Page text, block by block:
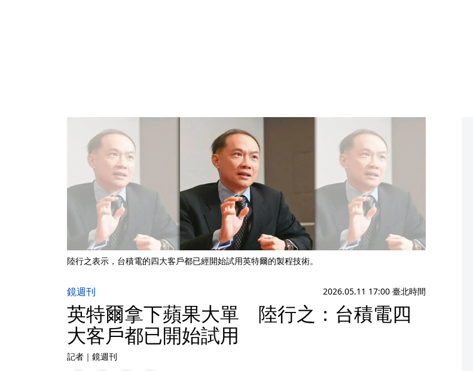
陸行之表示，台積電的四大客戶都已經開始試用英特爾的製程技術。
鏡週刊 2026.05.11 17:00 臺北時間
英特爾拿下蘋果大單 陸行之：台積電四
大客戶都已開始試用
記者 ｜ 鏡週刊